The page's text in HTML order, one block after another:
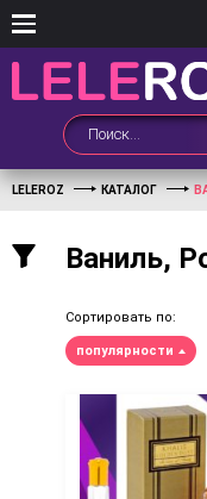
LELEROZ КАТАЛОГ
Ваниль,
Сортировать по:
популярности